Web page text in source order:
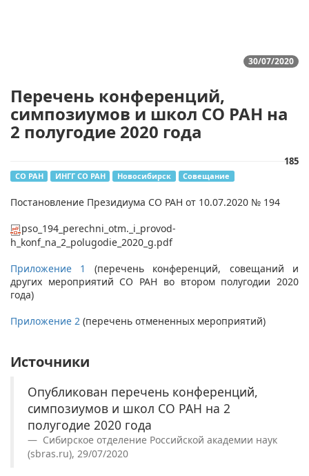
30/07/2020
Перечень конференций,
симпозиумов и школ СО РАН на
2 полугодие 2020 года
185
СО РАН ИНГГ СО РАН Новосибирск Совещание
Постановление Президиума СО РАН от 10.07.2020 № 194
pso_194_perechni_otm._i_provod-
h_konf_na_2_polugodie_2020_g.pdf
Приложение 1
(перечень конференций, совещаний и
других мероприятий СО РАН во втором полугодии 2020
года)
Приложение 2 (перечень отмененных мероприятий)
Источники
Опубликован перечень конференций,
симпозиумов и школ СО РАН на 2
полугодие 2020 года
Сибирское отделение Российской академии наук
(sbras.ru), 29/07/2020